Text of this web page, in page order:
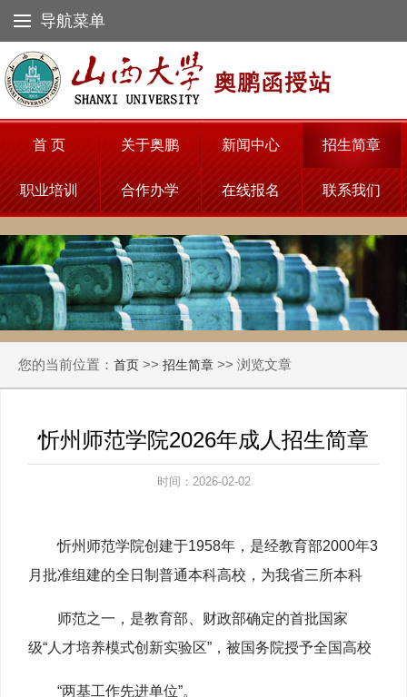
导航菜单
首 页 关于奥鹏 新闻中心 招生简章
职业培训 合作办学 在线报名 联系我们
您的当前位置： 首页 >> 招生简章 >> 浏览文章
忻州师范学院2026年成人招生简章
时间：2026-02-02
忻州师范学院创建于1958年，是经教育部2000年3
月批准组建的全日制普通本科高校，为我省三所本科
师范之一， 是教育部、财政部确定的首批国家
级“人才培养模式创新实验区”，被国务院授予全国高校
“两基工作先进单位”。